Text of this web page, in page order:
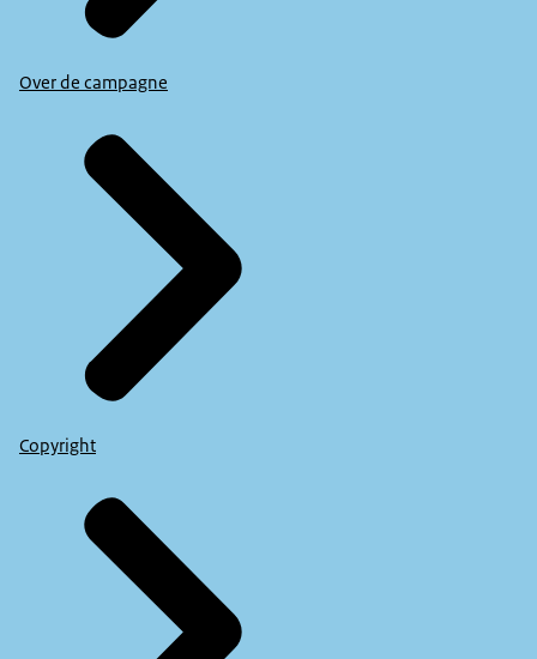
Over de campagne
Copyright